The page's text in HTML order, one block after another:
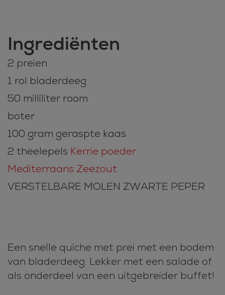
Ingrediënten
2 preien
1 rol bladerdeeg
50 milliliter room
boter
100 gram geraspte kaas
2 theelepels Kerrie poeder
Mediterraans Zeezout
VERSTELBARE MOLEN ZWARTE PEPER
Een snelle quiche met prei met een bodem
van bladerdeeg. Lekker met een salade of
als onderdeel van een uitgebreider buffet!